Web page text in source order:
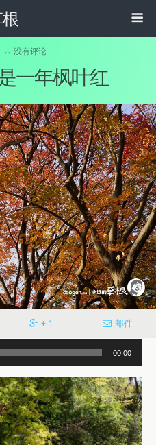
↔ 没有评论
一年枫叶红
+ 1 邮件
00:00